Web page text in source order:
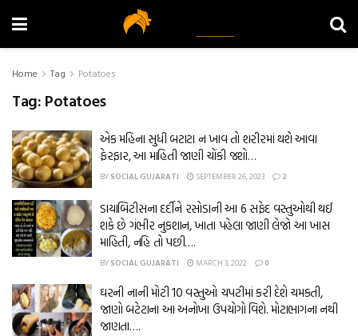
Home Tag Potatoes
Tag: Potatoes
એક મહિના સુધી બટાટા ન ખાવ તો શરીરમાં થશે આવા
ફેરફાર, આ માહિતી જાણી ચોંકી જશો…
BY SOCIAL GUJARATI SEPTEMBER 26, 2023 2
ડાયાબિટીસના દર્દીને રસોડાની આ 6 સફેદ વસ્તુઓથી થઈ
શકે છે ગંભીર નુકશાન, ખાતા પહેલા જાણી લેજો આ ખાસ
માહિતી, નહિ તો પછી….
BY SOCIAL GUJARATI MARCH 3, 2022 0
ઘરની નાની મોટી 10 વસ્તુઓ ચપટીમાં કરી દેશે ચમકતી,
જાણો બટેટાના આ અનોખા ઉપયોગો વિશે. મોટાભાગના નથી
જાણતા….